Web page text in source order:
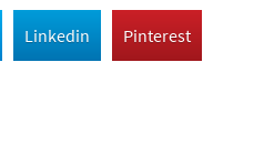
Linkedin Pinterest